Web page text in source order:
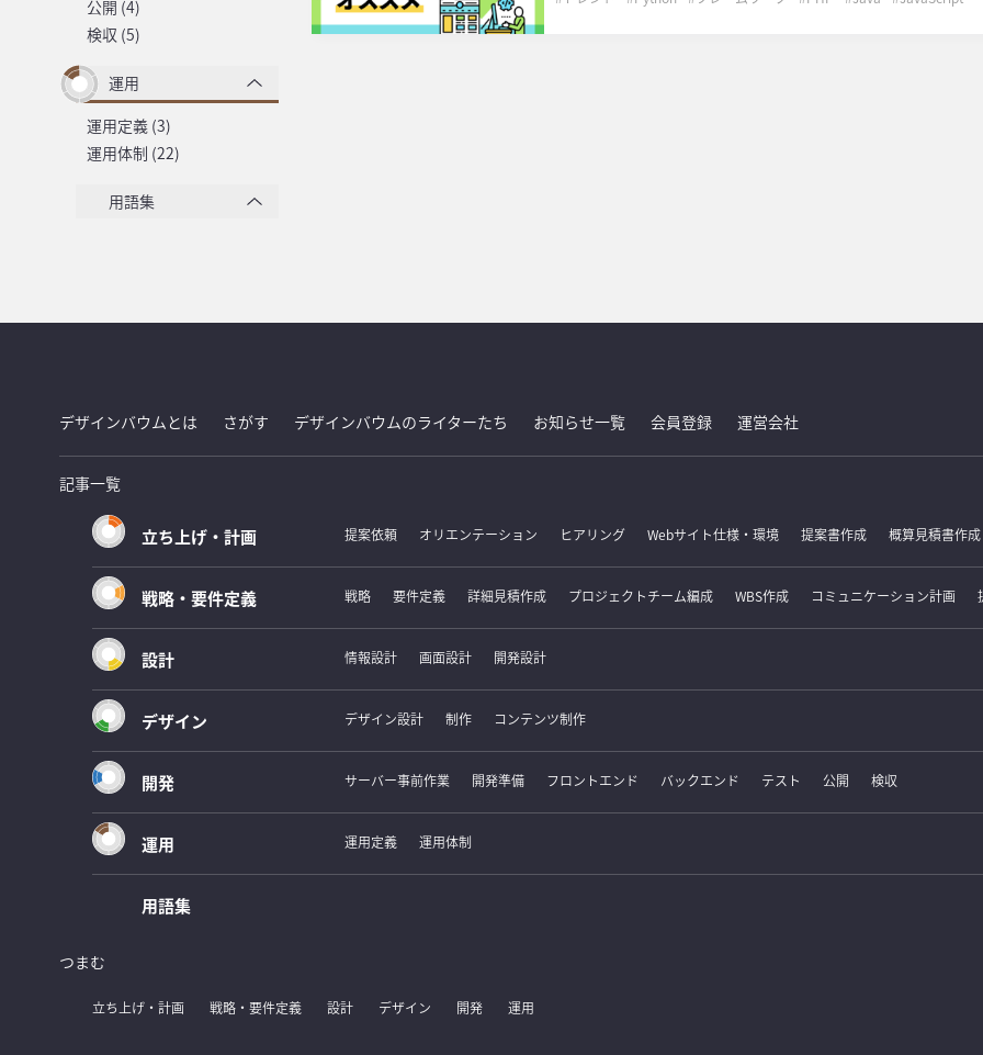
公開 (4)
検収 (5)
運用
運用定義 (3)
運用体制 (22)
用語集
デザインバウムとは さがす デザインバウムのライターたち お知らせ一覧 会員登録 運営会社
記事一覧
立ち上げ・計画 提案依頼 オリエンテーション ヒアリング Webサイト仕様・環境 提案書作成 概算見積書作成
戦略・要件定義 戦略 要件定義 詳細見積作成 プロジェクトチーム編成 WBS作成 コミュニケーション計画
設計 情報設計 画面設計 開発設計
デザイン デザイン設計 制作 コンテンツ制作
開発 サーバー事前作業 開発準備 フロントエンド バックエンド テスト 公開 検収
運用 運用定義 運用体制
用語集
つまむ
立ち上げ・計画 戦略・要件定義 設計 デザイン 開発 運用